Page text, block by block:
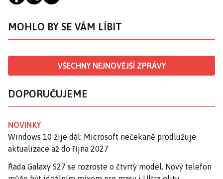
MOHLO BY SE VÁM LÍBIT
VŠECHNY NEJNOVĚJŠÍ ZPRÁVY
DOPORUČUJEME
NOVINKY
Windows 10 žije dál: Microsoft nečekaně prodlužuje
aktualizace až do října 2027
Řada Galaxy S27 se rozroste o čtvrtý model. Nový telefon